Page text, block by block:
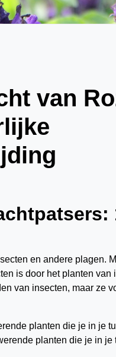
van
en andere plagen.
is door het planten
van insecten, maar ze
planten die je in je
planten die je in je